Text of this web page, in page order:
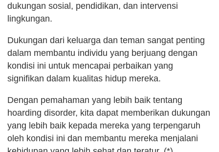
dukungan sosial, pendidikan, dan intervensi
lingkungan.
Dukungan dari keluarga dan teman sangat penting
dalam membantu individu yang berjuang dengan
kondisi ini untuk mencapai perbaikan yang
signifikan dalam kualitas hidup mereka.
Dengan pemahaman yang lebih baik tentang
hoarding disorder, kita dapat memberikan dukungan
yang lebih baik kepada mereka yang terpengaruh
oleh kondisi ini dan membantu mereka menjalani